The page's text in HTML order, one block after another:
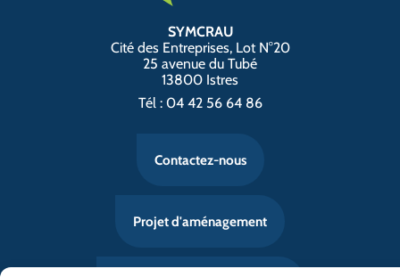
SYMCRAU
Cité des Entreprises, Lot N°20
25 avenue du Tubé
13800 Istres
Tél : 04 42 56 64 86
Contactez-nous
Projet d'aménagement